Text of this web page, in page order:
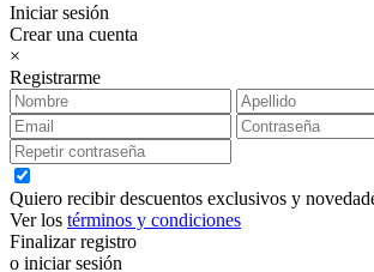
Iniciar sesión
Crear una cuenta
×
Registrarme
Quiero recibir descuentos exclusivos y
Ver los términos y condiciones
Finalizar registro
o iniciar sesión